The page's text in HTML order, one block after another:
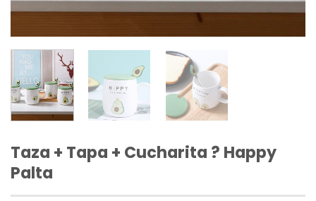
Taza + Tapa + Cucharita ? Happy
Palta